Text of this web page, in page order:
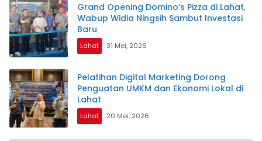
Grand Opening Domino’s Pizza di Lahat,
Wabup Widia Ningsih Sambut Investasi
Baru
Lahat 31 Mei, 2026
Pelatihan Digital Marketing Dorong
Penguatan UMKM dan Ekonomi Lokal di
Lahat
Lahat 20 Mei, 2026